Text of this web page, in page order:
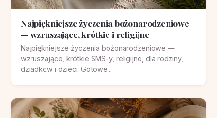
Najpiękniejsze życzenia bożonarodzeniowe
— wzruszające, krótkie i religijne
Najpiękniejsze życzenia bożonarodzeniowe —
wzruszające, krótkie SMS-y, religijne, dla rodziny,
dziadków i dzieci. Gotowe...